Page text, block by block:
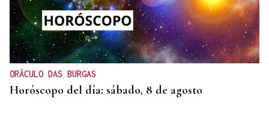
ORÁCULO DAS BURGAS
Horóscopo del día: sábado, 8 de agosto